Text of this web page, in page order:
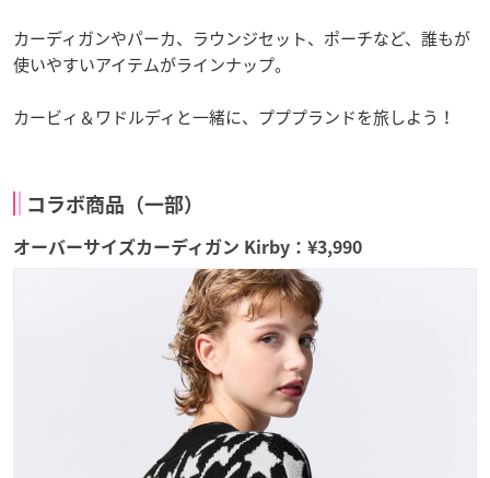
カーディガンやパーカ、ラウンジセット、ポーチなど、誰もが
使いやすいアイテムがラインナップ。
カービィ＆ワドルディと一緒に、プププランドを旅しよう！
コラボ商品（一部）
オーバーサイズカーディガン Kirby：¥3,990